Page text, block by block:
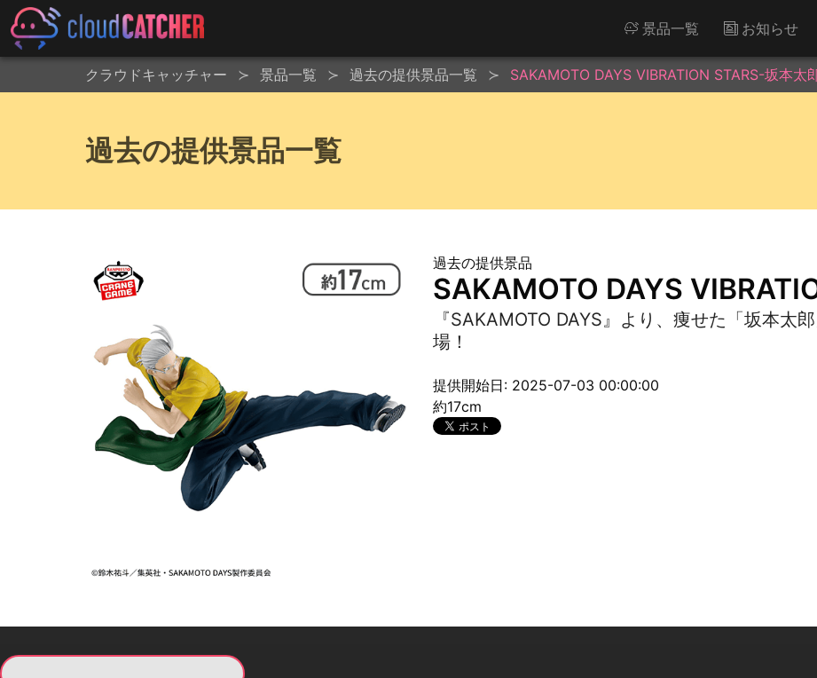
景品一覧 お知らせ
クラウドキャッチャー 景品一覧 過去の提供景品一覧 SAKAMOTO DAYS VIBRATION STARS-坂本太
過去の提供景品一覧
過去の提供景品
SAKAMOTO DAYS
『SAKAMOTO DAYS』より、痩せた「坂本太
場！
提供開始日: 2025-07-03 00:00:00
約17cm